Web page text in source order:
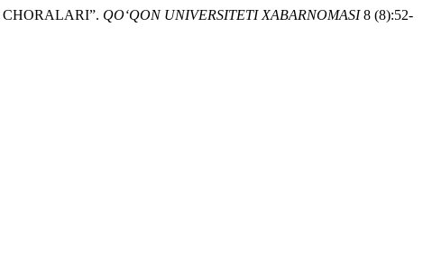
QO‘QON UNIVERSITETI XABARNOMASI8 (8):52-